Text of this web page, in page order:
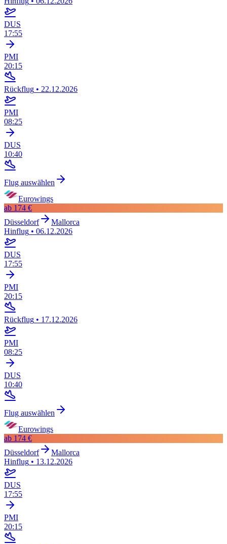
DUS
17:55
PMI
20:15
Rückflug • 22.12.2026
PMI
08:25
DUS
10:40
Flug auswählen
Eurowings
ab 174 €
Düsseldorf
Mallorca
Hinflug • 06.12.2026
DUS
17:55
PMI
20:15
Rückflug • 17.12.2026
PMI
08:25
DUS
10:40
Flug auswählen
Eurowings
ab 174 €
Düsseldorf
Mallorca
Hinflug • 13.12.2026
DUS
17:55
PMI
20:15